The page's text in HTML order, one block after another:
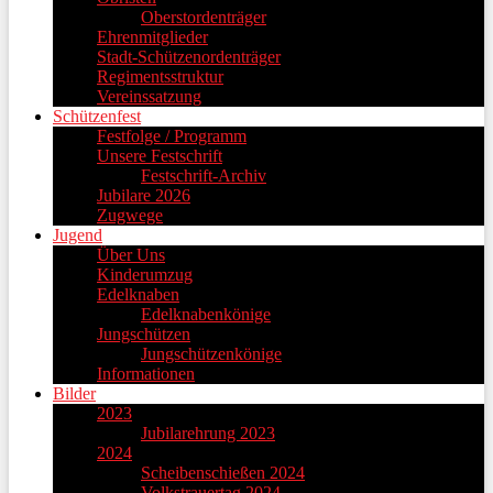
Oberstordenträger
Ehrenmitglieder
Stadt-Schützenordenträger
Regimentsstruktur
Vereinssatzung
Schützenfest
Festfolge / Programm
Unsere Festschrift
Festschrift-Archiv
Jubilare 2026
Zugwege
Jugend
Über Uns
Kinderumzug
Edelknaben
Edelknabenkönige
Jungschützen
Jungschützenkönige
Informationen
Bilder
2023
Jubilarehrung 2023
2024
Scheibenschießen 2024